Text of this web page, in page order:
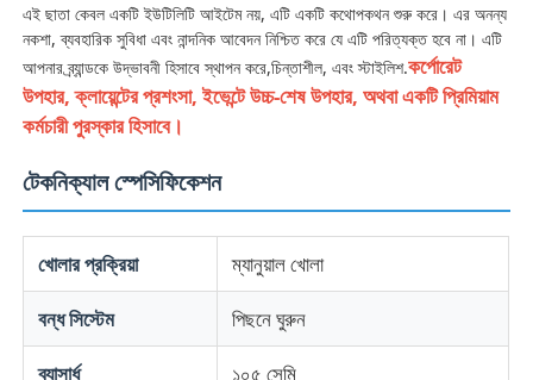
এই ছাতা কেবল একটি ইউটিলিটি আইটেম নয়, এটি একটি কথোপকথন শুরু করে। এর অনন্য
নকশা, ব্যবহারিক সুবিধা এবং নান্দনিক আবেদন নিশ্চিত করে যে এটি পরিত্যক্ত হবে না। এটি
আপনার ব্র্যান্ডকে উদ্ভাবনী হিসাবে স্থাপন করে,চিন্তাশীল, এবং স্টাইলিশ.কর্পোরেট
উপহার, ক্লায়েন্টের প্রশংসা, ইভেন্টে উচ্চ-শেষ উপহার, অথবা একটি প্রিমিয়াম
কর্মচারী পুরস্কার হিসাবে।
টেকনিক্যাল স্পেসিফিকেশন
খোলার প্রক্রিয়া
ম্যানুয়াল খোলা
বন্ধ সিস্টেম
পিছনে ঘুরুন
ব্যাসার্ধ
১০৫ সেমি